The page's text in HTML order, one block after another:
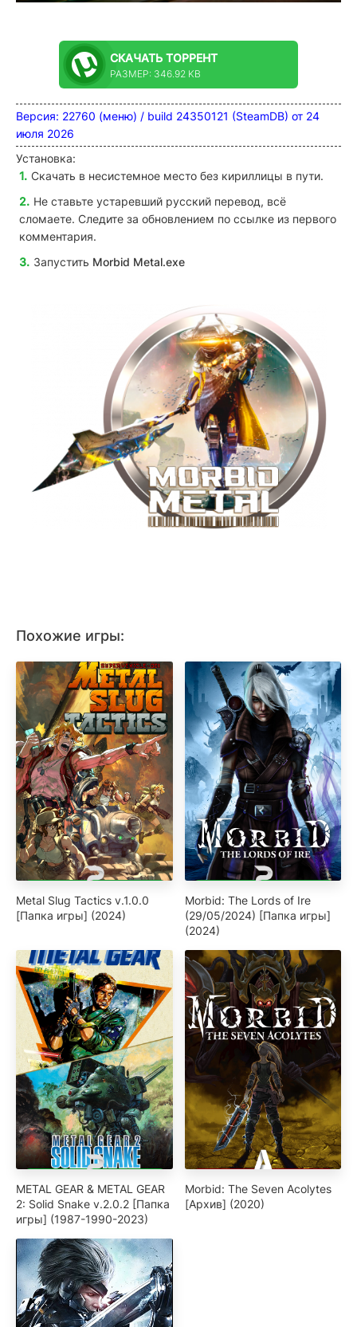
СКАЧАТЬ ТОРРЕНТ
РАЗМЕР: 346.92 KB
Версия: 22760 (меню) / build 24350121 (SteamDB) от 24
июля 2026
Установка:
Скачать в несистемное место без кириллицы в пути.
Не ставьте устаревший русский перевод, всё
сломаете. Следите за обновлением по ссылке из первого
комментария.
Запустить Morbid Metal.exe
Похожие игры:
Metal Slug Tactics v.1.0.0
[Папка игры] (2024)
Morbid: The Lords of Ire
(29/05/2024) [Папка игры]
(2024)
METAL GEAR & METAL GEAR
2: Solid Snake v.2.0.2 [Папка
игры] (1987-1990-2023)
Morbid: The Seven Acolytes
[Архив] (2020)